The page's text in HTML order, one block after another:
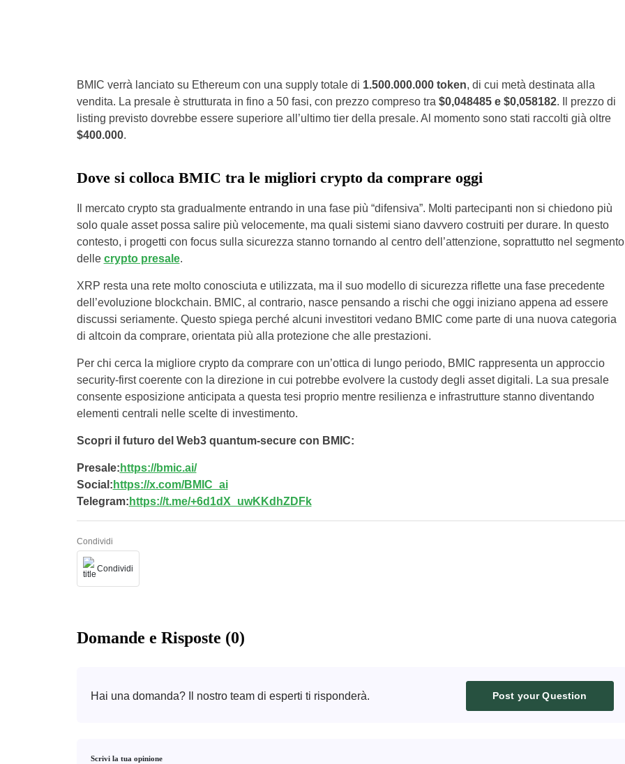
BMIC verrà lanciato su Ethereum con una supply totale di 1.500.000.000 token, di cui metà destinata alla
vendita. La presale è strutturata in fino a 50 fasi, con prezzo compreso tra $0,048485 e $0,058182. Il prezzo di
listing previsto dovrebbe essere superiore all’ultimo tier della presale. Al momento sono stati raccolti già oltre
$400.000.
Dove si colloca BMIC tra le migliori crypto da comprare oggi
Il mercato crypto sta gradualmente entrando in una fase più “difensiva”. Molti partecipanti non si chiedono più
solo quale asset possa salire più velocemente, ma quali sistemi siano davvero costruiti per durare. In questo
contesto, i progetti con focus sulla sicurezza stanno tornando al centro dell’attenzione, soprattutto nel segmento
delle crypto presale.
XRP resta una rete molto conosciuta e utilizzata, ma il suo modello di sicurezza riflette una fase precedente
dell’evoluzione blockchain. BMIC, al contrario, nasce pensando a rischi che oggi iniziano appena ad essere
discussi seriamente. Questo spiega perché alcuni investitori vedano BMIC come parte di una nuova categoria
di altcoin da comprare, orientata più alla protezione che alle prestazioni.
Per chi cerca la migliore crypto da comprare con un’ottica di lungo periodo, BMIC rappresenta un approccio
security-first coerente con la direzione in cui potrebbe evolvere la custody degli asset digitali. La sua presale
consente esposizione anticipata a questa tesi proprio mentre resilienza e infrastrutture stanno diventando
elementi centrali nelle scelte di investimento.
Scopri il futuro del Web3 quantum-secure con BMIC:
Presale: https://bmic.ai/
Social: https://x.com/BMIC_ai
Telegram: https://t.me/+6d1dX_uwKKdhZDFk
Condividi
Condividi
Domande e Risposte (0)
Hai una domanda? Il nostro team di esperti ti risponderà. Post your Question
Scrivi la tua opinione